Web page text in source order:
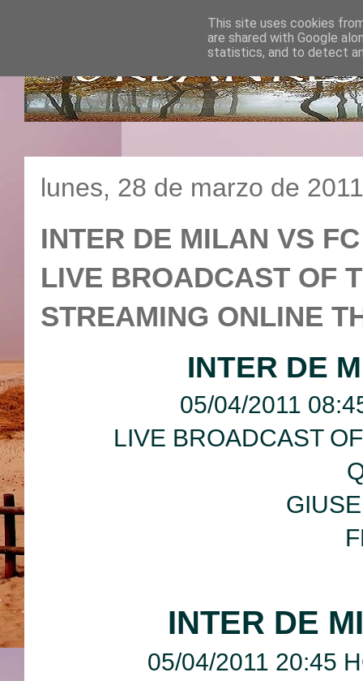
lunes, 28 de marzo de 2011
INTER DE MILAN VS
LIVE BROADCAST OF
STREAMING ONLINE
INTER DE
05/04/2011
LIVE BROADCAST
INTER DE
05/04/2011 20:45
This site uses cookies
are shared with Google
statistics, and to detect